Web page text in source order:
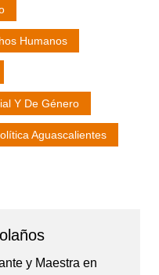
Humanos
Y De Género
Aguascalientes
y Maestra en